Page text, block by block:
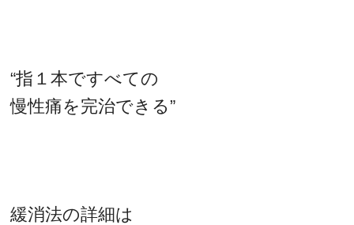
“指１本ですべての
慢性痛を完治できる”
緩消法の詳細は